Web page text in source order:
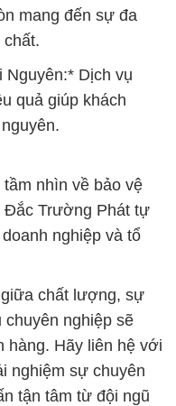
mang đến sự đa
chất.
Nguyên:* Dịch vụ
quả giúp khách
nhìn về bảo vệ
Đắc Trường Phát tự
nghiệp và tổ
chất lượng, sự
chuyên nghiệp sẽ
hàng. Hãy liên hệ với
nghiệm sự chuyên
tận tâm từ đội ngũ